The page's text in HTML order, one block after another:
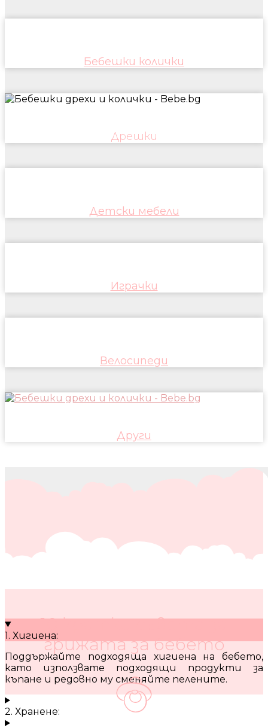
Бебешки колички
Дрешки
Детски мебели
Играчки
Велосипеди
Други
10 кратки съвета за
грижата за бебето
1. Хигиена:
Поддържайте подходяща хигиена на бебето,
като използвате подходящи продукти за
къпане и редовно му сменяйте пелените.
2. Хранене: